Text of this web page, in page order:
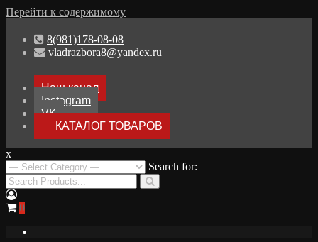
Перейти к содержимому
8(981)178-08-08
vladrazbora8@yandex.ru
Наш канал
Instagram
VK
КАТАЛОГ ТОВАРОВ
Разбор Ауди А8
Разборка Audi A8 D3
x
Search for:
0